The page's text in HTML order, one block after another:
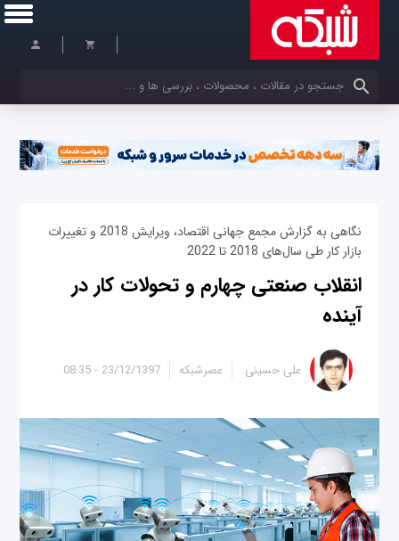
کلمات کلیدی خود را وارد کنید
نگاهی به گزارش مجمع جهانی اقتصاد، ویرایش 2018 و تغییرات
بازار کار طی سال‌های 2018 تا 2022
انقلاب صنعتی چهارم و تحولات کار در
آینده
23/12/1397 - 08:35 علی حسینی عصرشبکه